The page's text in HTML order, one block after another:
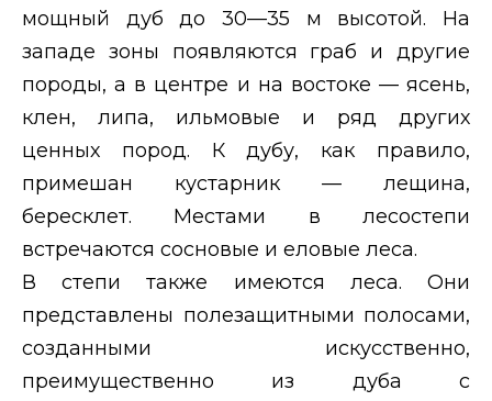
мощный дуб до 30—35 м высотой. На
западе зоны появляются граб и другие
породы, а в центре и на востоке — ясень,
клен, липа, ильмовые и ряд других
ценных пород. К дубу, как правило,
примешан кустарник — лещина,
бересклет. Местами в лесостепи
встречаются сосновые и еловые леса.
В степи также имеются леса. Они
представлены полезащитными полосами,
созданными искусственно,
преимущественно из дуба с